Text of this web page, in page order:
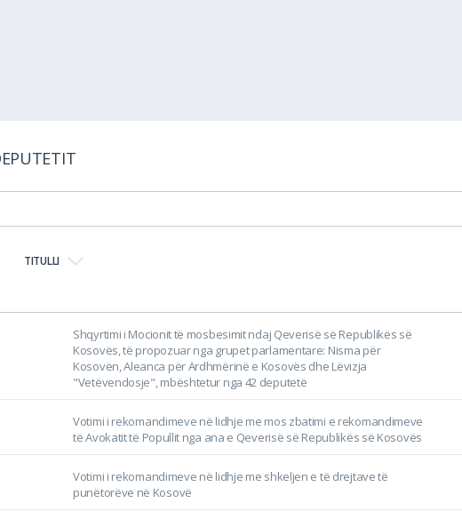
TITULLI
Shqyrtimi i Mocionit të mosbesimit ndaj Qeverisë së Republikës së
Kosovës, të propozuar nga grupet parlamentare: Nisma për
Kosovën, Aleanca për Ardhmërinë e Kosovës dhe Lëvizja
"Vetëvendosje", mbështetur nga 42 deputetë
Votimi i rekomandimeve në lidhje me mos zbatimi e rekomandimeve
të Avokatit të Popullit nga ana e Qeverisë së Republikës së Kosovës
Votimi i rekomandimeve në lidhje me shkeljen e të drejtave të
punëtorëve në Kosovë